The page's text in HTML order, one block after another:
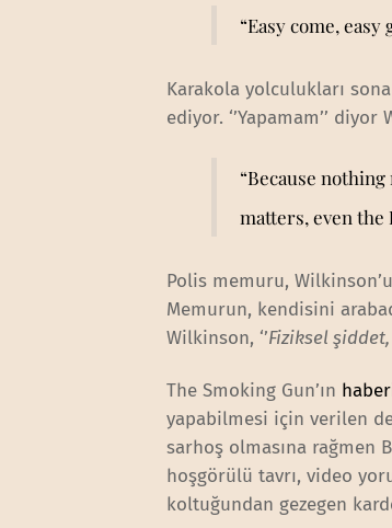
“Easy come,
Karakola yolculukları
ediyor. ‘’Yapamam’’
“Because
matters, even the
Polis memuru,
Memurun, kendisini
Wilkinson, ‘’Fiziksel
The Smoking Gun’ın
yapabilmesi için verilen
sarhoş olmasına rağmen
hoşgörülü tavrı, video
koltuğundan gezegen